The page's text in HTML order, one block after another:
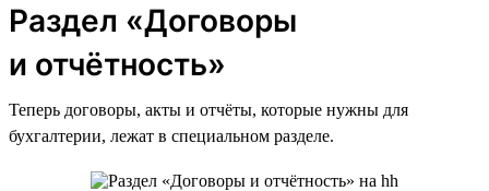
Раздел «Договоры
и отчётность»
Теперь договоры, акты и отчёты, которые нужны для
бухгалтерии, лежат в специальном разделе.